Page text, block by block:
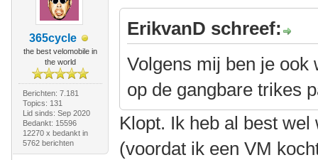
365cycle
the best velomobile in
the world
Berichten: 7.181
Topics: 131
Lid sinds: Sep 2020
Bedankt: 15596
12270 x bedankt in
5762 berichten
ErikvanD schreef:
Volgens mij ben je ook
op de gangbare trikes
Klopt. Ik heb al best
(voordat ik een VM